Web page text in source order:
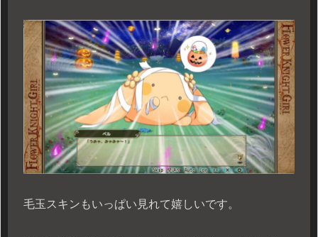
毛玉スキンもいっぱい見れて嬉しいです。